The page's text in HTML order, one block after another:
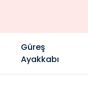
Güreş
Ayakkabı